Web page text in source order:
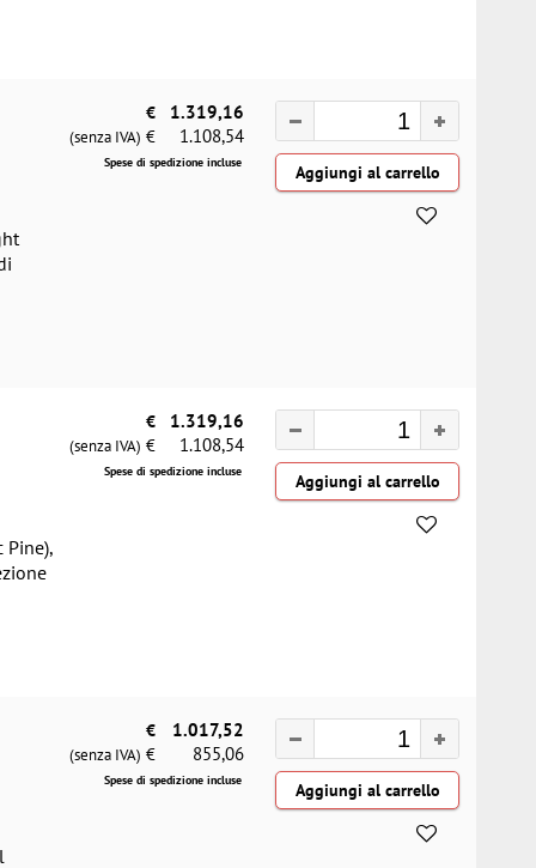
€ 1.319,16
(senza IVA) € 1.108,54
Spese di spedizione incluse
Pine),
€ 1.319,16
(senza IVA) € 1.108,54
Spese di spedizione incluse
€ 1.017,52
(senza IVA) € 855,06
Spese di spedizione incluse